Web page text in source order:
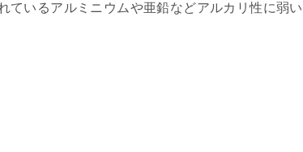
ているアルミニウムや亜鉛などアルカリ性に弱い